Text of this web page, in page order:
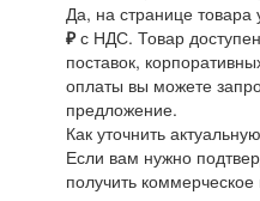
Да, на странице
₽с НДС. Товар
поставок,
оплаты вы можете
предложение.
Как уточнить
Если вам нужно
получить